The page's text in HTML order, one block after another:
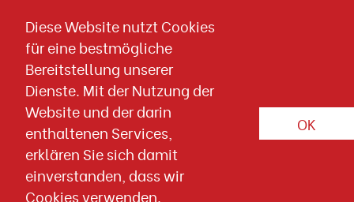
Diese Website nutzt Cookies
für eine bestmögliche
Bereitstellung unserer
Dienste. Mit der Nutzung der
Website und der darin
enthaltenen Services,
erklären Sie sich damit
einverstanden, dass wir
Cookies verwenden.
OK
Marketing Automation
Marketing Automation
Ihr Partner für erfolgreiche Marketing-
Kampagnen